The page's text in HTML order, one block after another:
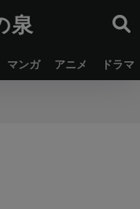
泉
マンガ アニメ ドラマ